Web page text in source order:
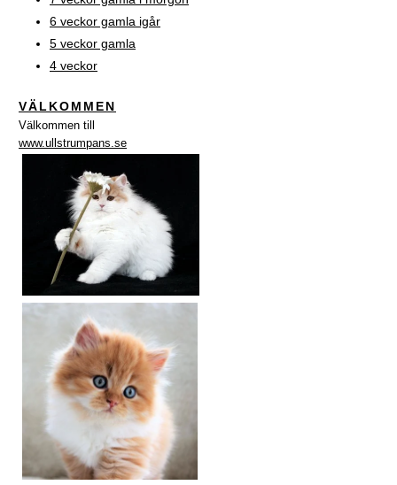
6 veckor gamla igår
5 veckor gamla
4 veckor
VÄLKOMMEN
Välkommen till
www.ullstrumpans.se